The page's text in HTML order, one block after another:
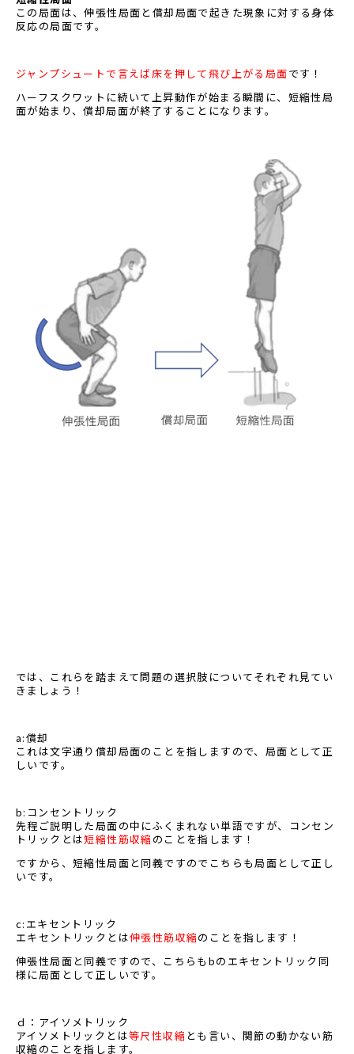
この局面は、伸張性局面と償却局面で起きた現象に対する身体
反応の局面です。
ジャンプシュートで言えば床を押して飛び上がる局面です！
ハーフスクワットに続いて上昇動作が始まる瞬間に、短縮性局
面が始まり、償却局面が終了することになります。
では、これらを踏まえて問題の選択肢についてそれぞれ見てい
きましょう！
a:償却
これは文字通り償却局面のことを指しますので、局面として正
しいです。
b:コンセントリック
先程ご説明した局面の中にふくまれない単語ですが、コンセン
トリックとは短縮性筋収縮 のことを指します！
ですから、短縮性局面と同義ですのでこちらも局面として正し
いです。
c:エキセントリック
エキセントリックとは伸張性筋収縮のことを指します！
伸張性局面と同義ですので、こちらもbのエキセントリック同
様に局面として正しいです。
ｄ：アイソメトリック
アイソメトリックとは等尺性収縮 とも言い、関節の動かない筋
収縮のことを指します。